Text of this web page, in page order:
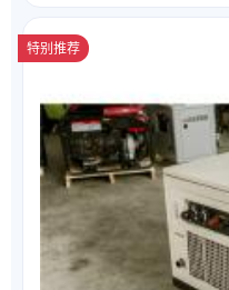
特别推荐